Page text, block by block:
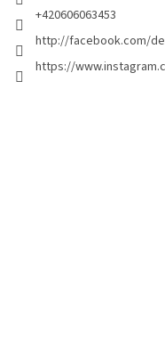
+420606063453
http://facebook.com/
https://